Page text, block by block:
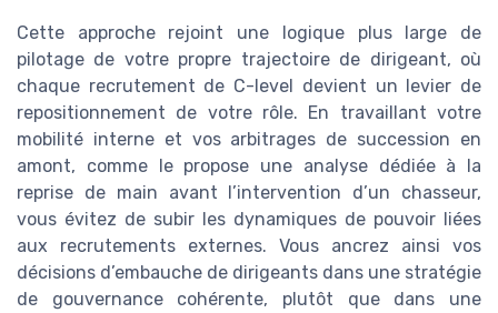
Cette approche rejoint une logique plus large de
pilotage de votre propre trajectoire de dirigeant, où
chaque recrutement de C-level devient un levier de
repositionnement de votre rôle. En travaillant votre
mobilité interne et vos arbitrages de succession en
amont, comme le propose une analyse dédiée à la
reprise de main avant l’intervention d’un chasseur,
vous évitez de subir les dynamiques de pouvoir liées
aux recrutements externes. Vous ancrez ainsi vos
décisions d’embauche de dirigeants dans une stratégie
de gouvernance cohérente, plutôt que dans une